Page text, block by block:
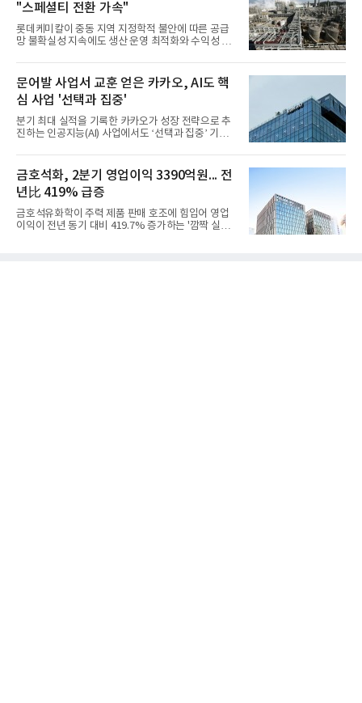
"스페셜티 전환 가속"
롯데케미칼이 중동 지역 지정학적 불안에 따른 공급
망 불확실성 지속에도 생산 운영 최적화와 수익성 중
어갔다.롯데케미칼이 2026년 2분기 연결 기준 매출
액 5조6864억원, 영업이익 1101억원을 기록했다고 7
일 밝혔다. 사업별로는 기초화학 부문(롯데케미칼 기
초소재사업·LC타이탄·LC USA·롯데대산석화)이 매
출 3조9403억원, 영업이익 23억원을 기록했다. 정기
보수 영향과 원료 가격 변동에 따른 래깅 효과로 전분
기 대비 수익성은 둔화됐지만 흑자 전환 흐름을 유지
우호적인 환율 효과
문어발 사업서 교훈 얻은 카카오, AI도 핵
심 사업 '선택과 집중'
분기 최대 실적을 기록한 카카오가 성장 전략으로 추
진하는 인공지능(AI) 사업에서도 ‘선택과 집중’ 기조
라 투자에 나서는 것과 달리, 카카오는 ‘카카오톡’이
라는 플랫폼 경쟁력을 활용한 AI 에이전트 서비스에
집중하는 전략이다. 과거 무리한 사업 확장 과정에서
겪었던 시행착오를 되풀이하지 않고 핵심 역량에 집
중하겠다는 취지로 풀이된다.7일 업계에 따르면 카카
오는 올해 2분기 연결 기준 매출 2조985억원, 영업이
익 2770억원을 기록했다. 전년 동기 대비 매출과 영업
금호석화, 2분기 영업이익 3390억원... 전
년比 419% 급증
금호석유화학이 주력 제품 판매 호조에 힘입어 영업
이익이 전년 동기 대비 419.7% 증가하는 '깜짝 실